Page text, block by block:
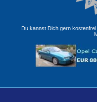
Du kannst Dich gern kostenfrei